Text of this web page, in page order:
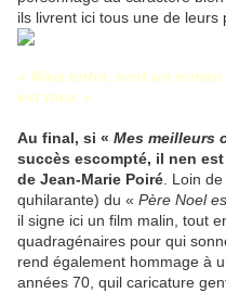
ils livrent ici tous une de leurs
« Mais enfin, cest un
est roux »
Au final, si « Mes meilleurs
succès escompté, il nen
de Jean-Marie Poiré . Loin
quhilarante) du « Père Noel
il signe ici un film malin, tout
quadragénaires pour qui
rend également hommage à
années 70, quil caricature